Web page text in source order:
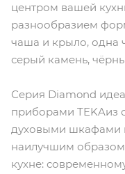
центром вашей
разнообразием
чаша и крыло, одна
серый камень,
Серия Diamond
приборами TEKAиз
духовыми шкафами
наилучшим образом
кухне: